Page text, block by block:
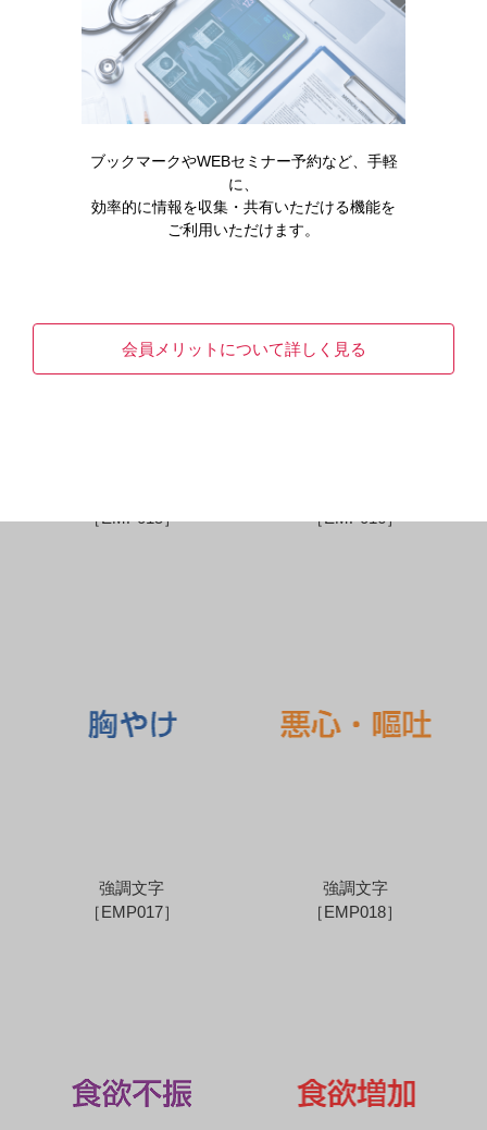
強調文字
強調文字
［EMP015］
［EMP016］
強調文字
［EMP017］
強調文字
［EMP018］
ブックマークやWEBセミナー予約など、手軽
に、
効率的に情報を収集・共有いただける機能を
ご利用いただけます。
会員メリットについて詳しく見る